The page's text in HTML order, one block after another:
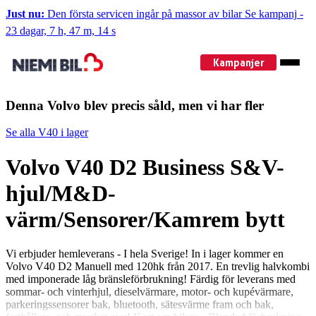
Just nu: Den första servicen ingår på massor av bilar Se kampanj -
23 dagar, 7 h, 47 m, 13 s
Kampanjer
Denna Volvo blev precis såld, men vi har fler
Se alla V40 i lager
Volvo V40 D2 Business S&V-
hjul/M&D-
värm/Sensorer/Kamrem bytt
Vi erbjuder hemleverans - I hela Sverige! In i lager kommer en
Volvo V40 D2 Manuell med 120hk från 2017. En trevlig halvkombi
med imponerade låg bränsleförbrukning! Färdig för leverans med
sommar- och vinterhjul, dieselvärmare, motor- och kupévärmare,
parkeringssensorer bak, bluetooth, sätesvärme fram och bak,